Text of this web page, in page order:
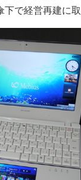
で経営再建に取